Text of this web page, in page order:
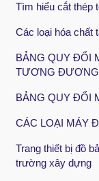
Tìm hiểu cắt thép
Các loại hóa chất
BẢNG QUY ĐỔI
TƯƠNG ĐƯƠNG
BẢNG QUY ĐỔI
CÁC LOẠI MÁY
Trang thiết bị đồ
trường xây dựng